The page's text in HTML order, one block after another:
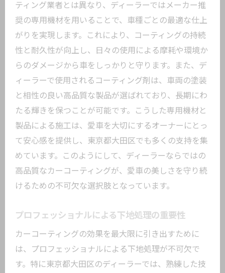
紫外線からの保護効果
酸性雨や汚れの防止
色褪せを防ぐコーティングの力
傷を防ぐ耐久性の秘訣
長期に渡る美観維持の方法
専門店ならではの持続力
ディーラーの信頼性と安全性
新車コーティングと中古車コーティング
の違い
ディーラーによる施工の流れ
アフターサービスの充実
施工前後の比較と満足度
愛車の価値を高めるカーコーティングのメリ
ティング業者とは異なり、ディーラーではメーカー推
奨の専用機材を用いることで、車種ごとの最適な仕上
がりを実現します。これにより、コーティングの持続
性と耐久性が向上し、日々の使用による摩耗や環境か
らのダメージから車をしっかりと守ります。また、デ
ィーラーで使用されるコーティング剤は、車両の塗装
と相性の良い高品質な製品が選ばれており、長期にわ
たる輝きを保つことが可能です。こうした専用機材と
製品による施工は、愛車を大切にするオーナーにとっ
て安心感を提供し、東京都大田区でも多くの支持を集
めています。このようにして、ディーラーならではの
高品質なカーコーティングが、愛車の美しさを守り続
けるための不可欠な選択肢となっています。
プロフェッショナルによる下地処理の重要性
カーコーティングの効果を最大限に引き出すために
は、プロフェッショナルによる下地処理が不可欠で
す。特に東京都大田区のディーラーでは、熟練した技